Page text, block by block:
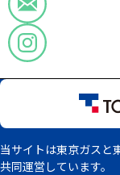
当サイトは東京ガスと
共同運営しています。